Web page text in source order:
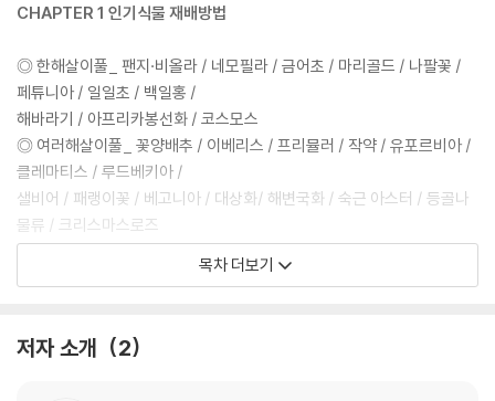
CHAPTER 1 인기식물 재배방법
◎ 한해살이풀_ 팬지·비올라 / 네모필라 / 금어초 / 마리골드 / 나팔꽃 /
페튜니아 / 일일초 / 백일홍 /
해바라기 / 아프리카봉선화 / 코스모스
◎ 여러해살이풀_ 꽃양배추 / 이베리스 / 프리뮬러 / 작약 / 유포르비아 /
클레마티스 / 루드베키아 /
샐비어 / 패랭이꽃 / 베고니아 / 대상화/ 해변국화 / 숙근 아스터 / 등골나
물류 / 크리스마스로즈
◎ 알뿌리식물_ 크로커스 / 수선화 / 무스카리 / 히아신스 / 라눙쿨루스 /
즈메리 / 에키네시아
목차 더보기
저자 소개 2